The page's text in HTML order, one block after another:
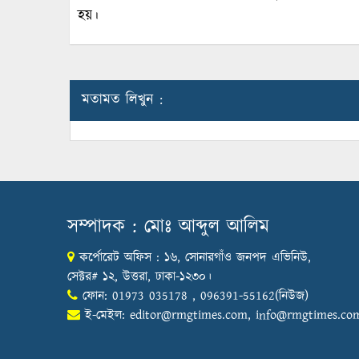
হয়।
মতামত লিখুন :
সম্পাদক : মোঃ আব্দুল আলিম
কর্পোরেট অফিস : ১৬, সোনারগাঁও জনপদ এভিনিউ,
সেক্টর# ১২, উত্তরা, ঢাকা-১২৩০।
ফোন: 01973 035178 , 096391-55162(নিউজ)
ই-মেইল: editor@rmgtimes.com,